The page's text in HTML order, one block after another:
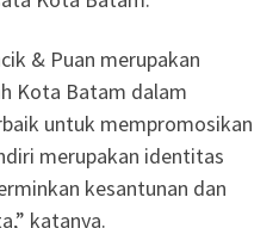
& Puan merupakan
Kota Batam dalam
untuk mempromosikan
merupakan identitas
kesantunan dan
katanya.